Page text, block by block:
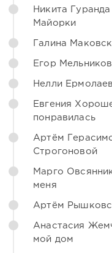
Никита
Майорки
Галина
Егор
Нелли
Евгения
понравилась
Артём
Строгоновой
Марго
меня
Артём
Анастасия
мой дом